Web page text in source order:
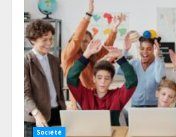
Société